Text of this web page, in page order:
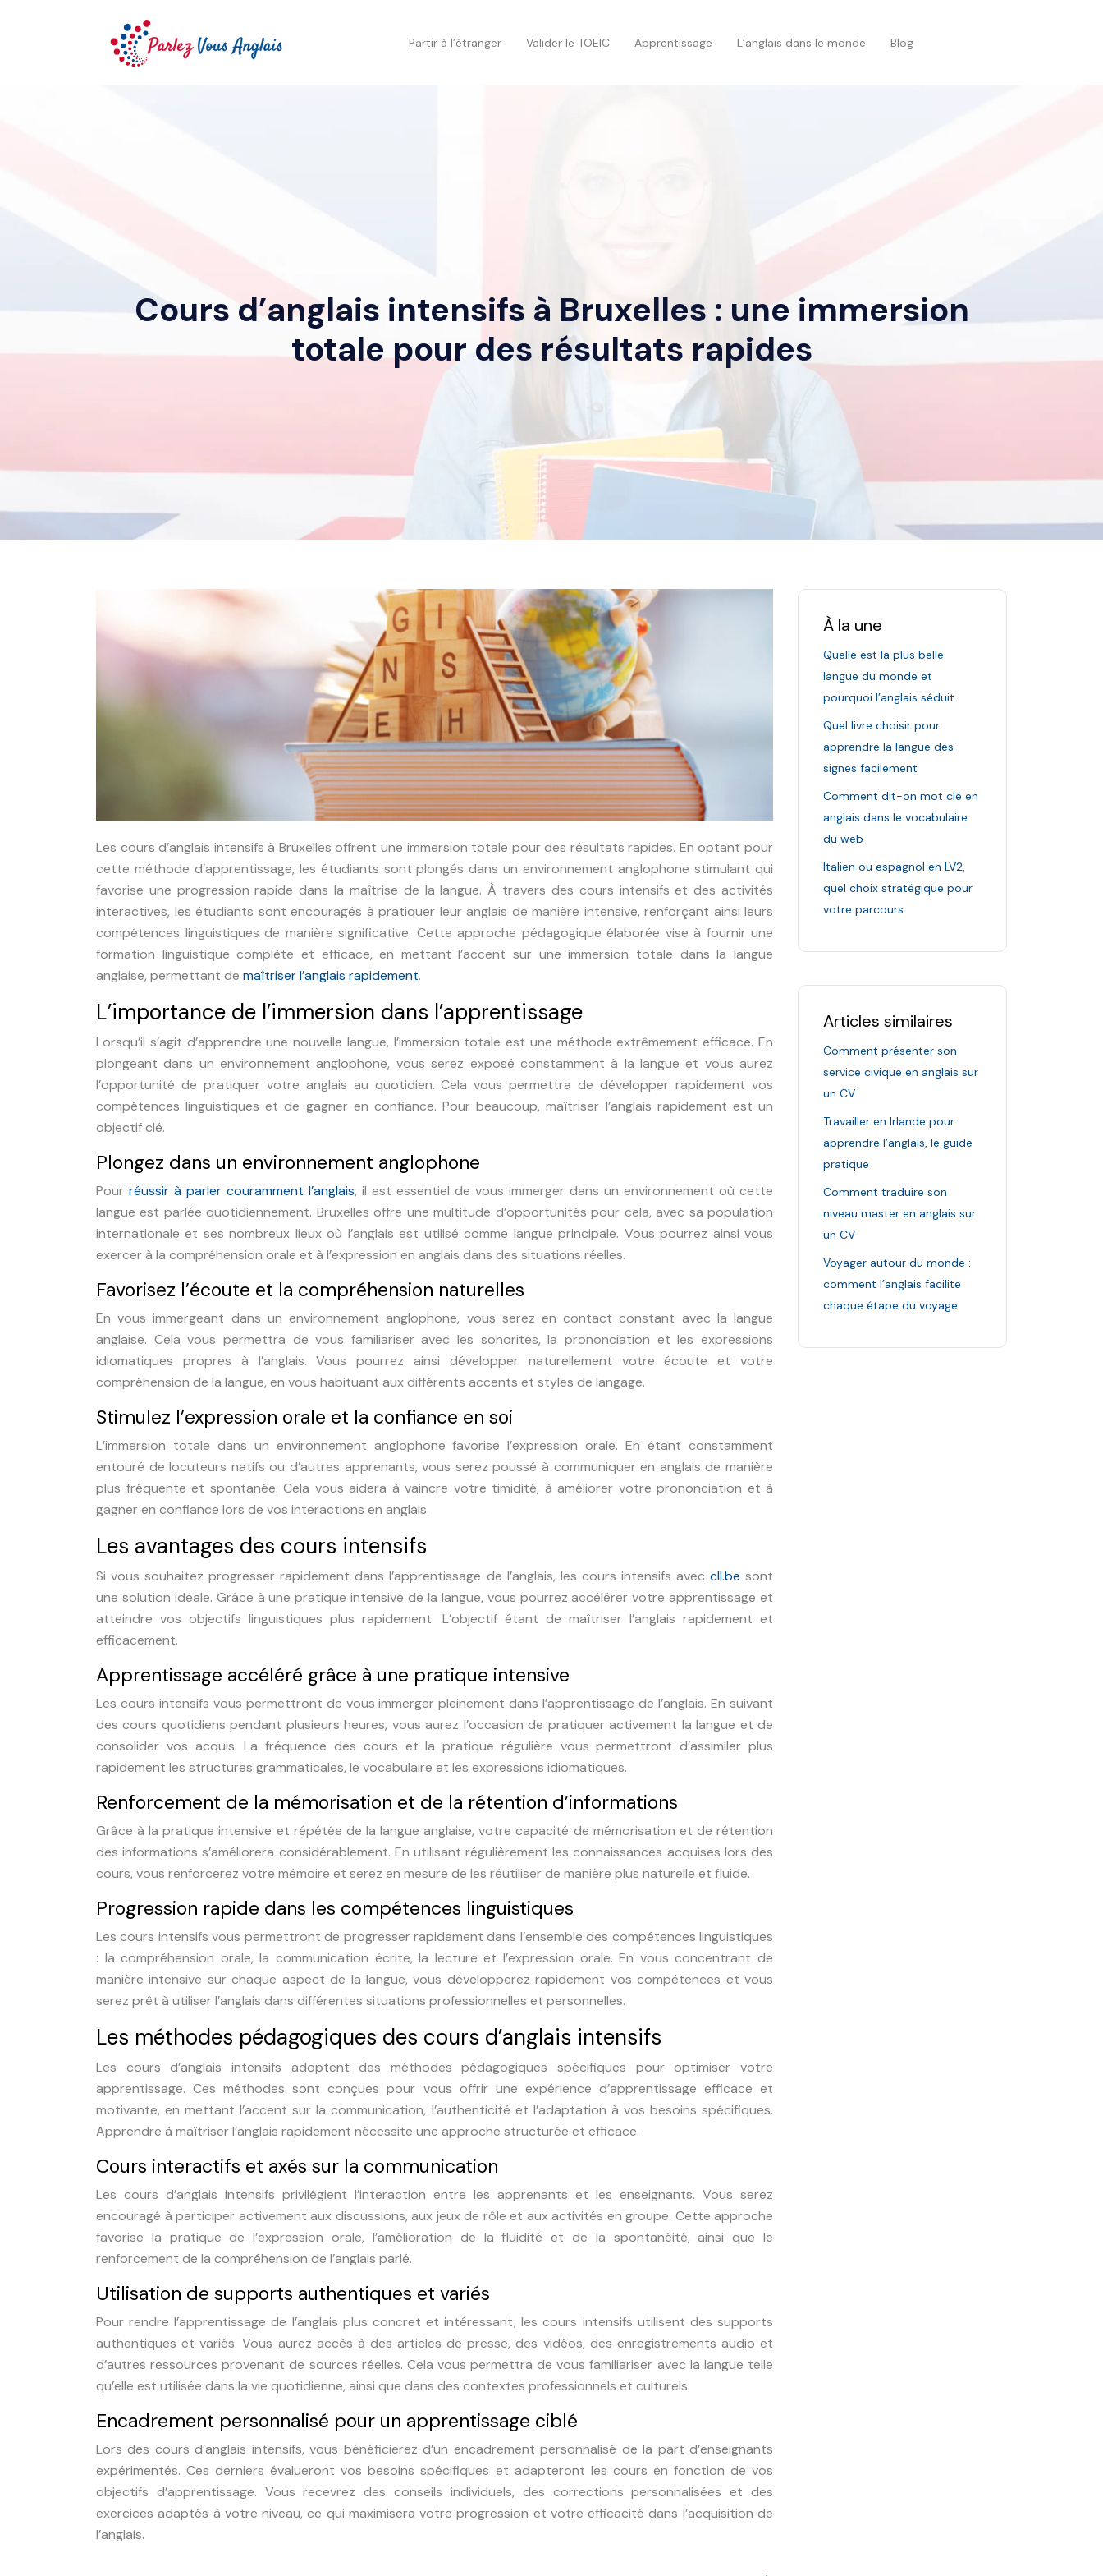
Partir à l’étranger Valider le TOEIC Apprentissage L’anglais dans le monde Blog
Cours d’anglais intensifs à Bruxelles : une immersion
totale pour des résultats rapides
Les cours d’anglais intensifs à Bruxelles offrent une immersion totale pour des résultats rapides. En optant pour
cette méthode d’apprentissage, les étudiants sont plongés dans un environnement anglophone stimulant qui
favorise une progression rapide dans la maîtrise de la langue. À travers des cours intensifs et des activités
interactives, les étudiants sont encouragés à pratiquer leur anglais de manière intensive, renforçant ainsi leurs
compétences linguistiques de manière significative. Cette approche pédagogique élaborée vise à fournir une
formation linguistique complète et efficace, en mettant l’accent sur une immersion totale dans la langue
anglaise, permettant de maîtriser l’anglais rapidement.
L’importance de l’immersion dans l’apprentissage
Lorsqu’il s’agit d’apprendre une nouvelle langue, l’immersion totale est une méthode extrêmement efficace. En
plongeant dans un environnement anglophone, vous serez exposé constamment à la langue et vous aurez
l’opportunité de pratiquer votre anglais au quotidien. Cela vous permettra de développer rapidement vos
compétences linguistiques et de gagner en confiance. Pour beaucoup, maîtriser l’anglais rapidement est un
objectif clé.
Plongez dans un environnement anglophone
Pour réussir à parler couramment l’anglais, il est essentiel de vous immerger dans un environnement où cette
langue est parlée quotidiennement. Bruxelles offre une multitude d’opportunités pour cela, avec sa population
internationale et ses nombreux lieux où l’anglais est utilisé comme langue principale. Vous pourrez ainsi vous
exercer à la compréhension orale et à l’expression en anglais dans des situations réelles.
Favorisez l’écoute et la compréhension naturelles
En vous immergeant dans un environnement anglophone, vous serez en contact constant avec la langue
anglaise. Cela vous permettra de vous familiariser avec les sonorités, la prononciation et les expressions
idiomatiques propres à l’anglais. Vous pourrez ainsi développer naturellement votre écoute et votre
compréhension de la langue, en vous habituant aux différents accents et styles de langage.
Stimulez l’expression orale et la confiance en soi
L’immersion totale dans un environnement anglophone favorise l’expression orale. En étant constamment
entouré de locuteurs natifs ou d’autres apprenants, vous serez poussé à communiquer en anglais de manière
plus fréquente et spontanée. Cela vous aidera à vaincre votre timidité, à améliorer votre prononciation et à
gagner en confiance lors de vos interactions en anglais.
Les avantages des cours intensifs
Si vous souhaitez progresser rapidement dans l’apprentissage de l’anglais, les cours intensifs avec cll.be sont
une solution idéale. Grâce à une pratique intensive de la langue, vous pourrez accélérer votre apprentissage et
atteindre vos objectifs linguistiques plus rapidement. L’objectif étant de maîtriser l’anglais rapidement et
efficacement.
Apprentissage accéléré grâce à une pratique intensive
Les cours intensifs vous permettront de vous immerger pleinement dans l’apprentissage de l’anglais. En suivant
des cours quotidiens pendant plusieurs heures, vous aurez l’occasion de pratiquer activement la langue et de
consolider vos acquis. La fréquence des cours et la pratique régulière vous permettront d’assimiler plus
rapidement les structures grammaticales, le vocabulaire et les expressions idiomatiques.
Renforcement de la mémorisation et de la rétention d’informations
Grâce à la pratique intensive et répétée de la langue anglaise, votre capacité de mémorisation et de rétention
des informations s’améliorera considérablement. En utilisant régulièrement les connaissances acquises lors des
cours, vous renforcerez votre mémoire et serez en mesure de les réutiliser de manière plus naturelle et fluide.
Progression rapide dans les compétences linguistiques
Les cours intensifs vous permettront de progresser rapidement dans l’ensemble des compétences linguistiques
: la compréhension orale, la communication écrite, la lecture et l’expression orale. En vous concentrant de
manière intensive sur chaque aspect de la langue, vous développerez rapidement vos compétences et vous
serez prêt à utiliser l’anglais dans différentes situations professionnelles et personnelles.
Les méthodes pédagogiques des cours d’anglais intensifs
Les cours d’anglais intensifs adoptent des méthodes pédagogiques spécifiques pour optimiser votre
apprentissage. Ces méthodes sont conçues pour vous offrir une expérience d’apprentissage efficace et
motivante, en mettant l’accent sur la communication, l’authenticité et l’adaptation à vos besoins spécifiques.
Apprendre à maîtriser l’anglais rapidement nécessite une approche structurée et efficace.
Cours interactifs et axés sur la communication
Les cours d’anglais intensifs privilégient l’interaction entre les apprenants et les enseignants. Vous serez
encouragé à participer activement aux discussions, aux jeux de rôle et aux activités en groupe. Cette approche
favorise la pratique de l’expression orale, l’amélioration de la fluidité et de la spontanéité, ainsi que le
renforcement de la compréhension de l’anglais parlé.
Utilisation de supports authentiques et variés
Pour rendre l’apprentissage de l’anglais plus concret et intéressant, les cours intensifs utilisent des supports
authentiques et variés. Vous aurez accès à des articles de presse, des vidéos, des enregistrements audio et
d’autres ressources provenant de sources réelles. Cela vous permettra de vous familiariser avec la langue telle
qu’elle est utilisée dans la vie quotidienne, ainsi que dans des contextes professionnels et culturels.
Encadrement personnalisé pour un apprentissage ciblé
Lors des cours d’anglais intensifs, vous bénéficierez d’un encadrement personnalisé de la part d’enseignants
expérimentés. Ces derniers évalueront vos besoins spécifiques et adapteront les cours en fonction de vos
objectifs d’apprentissage. Vous recevrez des conseils individuels, des corrections personnalisées et des
exercices adaptés à votre niveau, ce qui maximisera votre progression et votre efficacité dans l’acquisition de
l’anglais.
À la une
Quelle est la plus belle
langue du monde et
pourquoi l’anglais séduit
Quel livre choisir pour
apprendre la langue des
signes facilement
Comment dit-on mot clé en
anglais dans le vocabulaire
du web
Italien ou espagnol en LV2,
quel choix stratégique pour
votre parcours
Articles similaires
Comment présenter son
service civique en anglais sur
un CV
Travailler en Irlande pour
apprendre l’anglais, le guide
pratique
Comment traduire son
niveau master en anglais sur
un CV
Voyager autour du monde :
comment l’anglais facilite
chaque étape du voyage